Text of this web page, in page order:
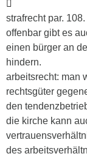
strafrecht par.
offenbar gibt es
einen bürger an
hindern.
arbeitsrecht: man
rechtsgüter
den
die kirche kann
des